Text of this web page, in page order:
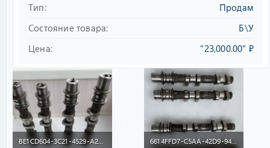
Тип
Продам
Состояние товара
Б\У
Цена
"23,000.00" ₽
BE1CD604-3C21-4529-A255-D47D40A9A8F9.jpeg
6614FFD7-C5AA-42D9-94B2-4E9B758E24F5.jpeg